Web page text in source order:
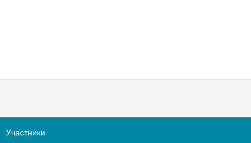
Участники